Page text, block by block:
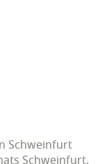
Schweinfurt
Schweinfurt.